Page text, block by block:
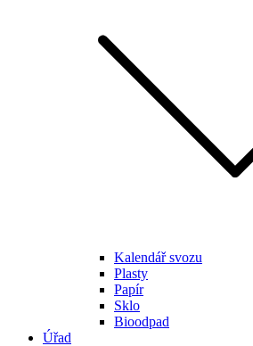
Kalendář svozu
Plasty
Papír
Sklo
Bioodpad
Úřad